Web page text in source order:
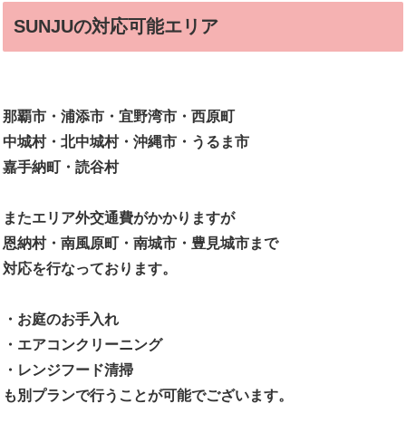
SUNJUの対応可能エリア
那覇市・浦添市・宜野湾市・西原町
中城村・北中城村・沖縄市・うるま市
嘉手納町・読谷村
またエリア外交通費がかかりますが
恩納村・南風原町・南城市・豊見城市まで
対応を行なっております。
・お庭のお手入れ
・エアコンクリーニング
・レンジフード清掃
も別プランで行うことが可能でございます。